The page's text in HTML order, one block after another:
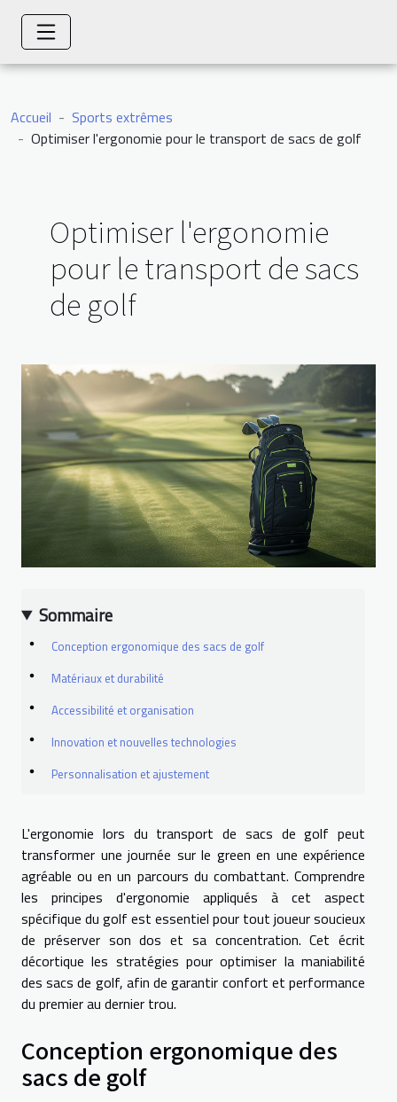
Accueil
Sports extrêmes
Optimiser l'ergonomie pour le transport de sacs de golf
Optimiser l'ergonomie
pour le transport de sacs
de golf
Sommaire
Conception ergonomique des sacs de golf
Matériaux et durabilité
Accessibilité et organisation
Innovation et nouvelles technologies
Personnalisation et ajustement
L'ergonomie lors du transport de sacs de golf peut
transformer une journée sur le green en une expérience
agréable ou en un parcours du combattant. Comprendre
les principes d'ergonomie appliqués à cet aspect
spécifique du golf est essentiel pour tout joueur soucieux
de préserver son dos et sa concentration. Cet écrit
décortique les stratégies pour optimiser la maniabilité
des sacs de golf, afin de garantir confort et performance
du premier au dernier trou.
Conception ergonomique des
sacs de golf